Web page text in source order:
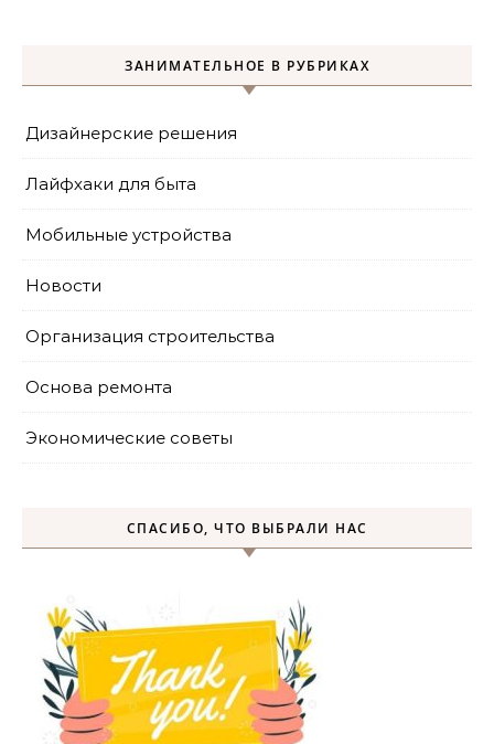
ЗАНИМАТЕЛЬНОЕ В РУБРИКАХ
Дизайнерские решения
Лайфхаки для быта
Мобильные устройства
Новости
Организация строительства
Основа ремонта
Экономические советы
СПАСИБО, ЧТО ВЫБРАЛИ НАС